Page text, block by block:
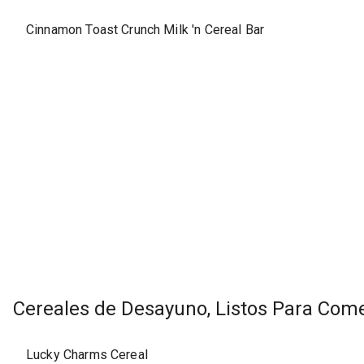
Cinnamon Toast Crunch Milk 'n Cereal Bar
Cereales de Desayuno, Listos Para
Lucky Charms Cereal